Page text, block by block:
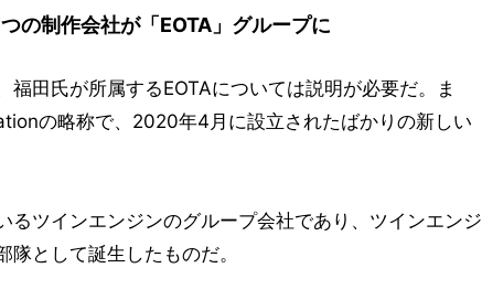
の制作会社が「EOTA」グループに
田氏が所属するEOTAについては説明が必要だ。ま
の略称で、2020年4月に設立されたばかりの新しい
るツインエンジンのグループ会社であり、ツインエンジ
として誕生したものだ。